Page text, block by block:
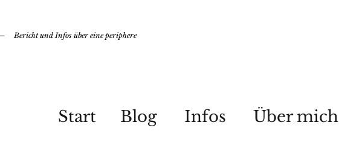
Bericht und Infos über eine periphere
Start Blog Infos Über mich